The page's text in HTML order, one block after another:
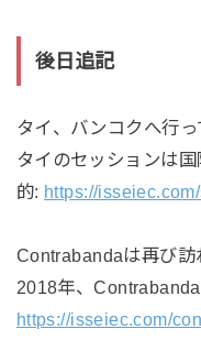
後日追記
タイ、バンコクへ行っ
タイのセッションは国
的: https://
Contrabandaは再び訪
2018年、
https://isseiec.com/